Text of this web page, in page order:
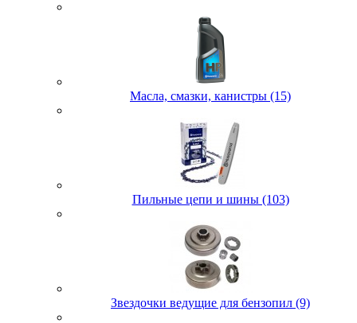
Масла, смазки, канистры (15)
Пильные цепи и шины (103)
Звездочки ведущие для бензопил (9)